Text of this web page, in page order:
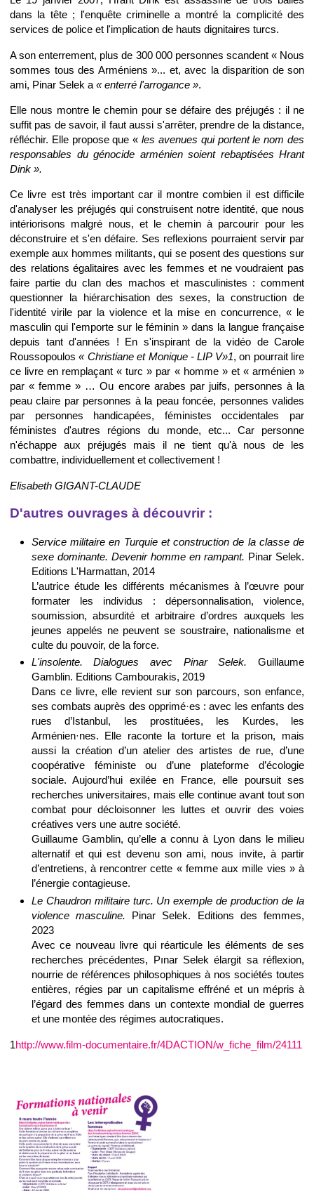
dans la tête ; l'enquête criminelle a montré la complicité des
services de police et l'implication de hauts dignitaires turcs.
A son enterrement, plus de 300 000 personnes scandent « Nous
sommes tous des Arméniens »... et, avec la disparition de son
ami, Pinar Selek a « enterré l'arrogance ».
Elle nous montre le chemin pour se défaire des préjugés : il ne
suffit pas de savoir, il faut aussi s'arrêter, prendre de la distance,
réfléchir. Elle propose que «les avenues qui portent le nom des
responsables du génocide arménien soient rebaptisées Hrant
Dink ».
Ce livre est très important car il montre combien il est difficile
d'analyser les préjugés qui construisent notre identité, que nous
intériorisons malgré nous, et le chemin à parcourir pour les
déconstruire et s'en défaire. Ses reflexions pourraient servir par
exemple aux hommes militants, qui se posent des questions sur
des relations égalitaires avec les femmes et ne voudraient pas
faire partie du clan des machos et masculinistes : comment
questionner la hiérarchisation des sexes, la construction de
l'identité virile par la violence et la mise en concurrence, « le
masculin qui l'emporte sur le féminin » dans la langue française
depuis tant d'années ! En s'inspirant de la vidéo de Carole
Roussopoulos« Christiane et Monique - LIP V»1, on pourrait lire
ce livre en remplaçant « turc » par « homme » et « arménien »
par « femme » … Ou encore arabes par juifs, personnes à la
peau claire par personnes à la peau foncée, personnes valides
par personnes handicapées, féministes occidentales par
féministes d'autres régions du monde, etc... Car personne
n'échappe aux préjugés mais il ne tient qu'à nous de les
combattre, individuellement et collectivement !
Elisabeth GIGANT-CLAUDE
D'autres ouvrages à découvrir :
Service militaire en Turquie et construction de la classe de
sexe dominante. Devenir homme en rampant. Pinar Selek.
Editions L'Harmattan, 2014
L’autrice étude les différents mécanismes à l’œuvre pour
formater les individus : dépersonnalisation, violence,
soumission, absurdité et arbitraire d’ordres auxquels les
jeunes appelés ne peuvent se soustraire, nationalisme et
culte du pouvoir, de la force.
L'insolente. Dialogues avec Pinar Selek. Guillaume
Gamblin. Editions Cambourakis, 2019
Dans ce livre, elle revient sur son parcours, son enfance,
ses combats auprès des opprimé·es : avec les enfants des
rues d’Istanbul, les prostituées, les Kurdes, les
Arménien·nes. Elle raconte la torture et la prison, mais
aussi la création d’un atelier des artistes de rue, d’une
coopérative féministe ou d’une plateforme d’écologie
sociale. Aujourd’hui exilée en France, elle poursuit ses
recherches universitaires, mais elle continue avant tout son
combat pour décloisonner les luttes et ouvrir des voies
créatives vers une autre société.
Guillaume Gamblin, qu’elle a connu à Lyon dans le milieu
alternatif et qui est devenu son ami, nous invite, à partir
d’entretiens, à rencontrer cette « femme aux mille vies » à
l’énergie contagieuse.
Le Chaudron militaire turc. Un exemple de production de la
violence masculine. Pinar Selek. Editions des femmes,
2023
Avec ce nouveau livre qui réarticule les éléments de ses
recherches précédentes, Pınar Selek élargit sa réflexion,
nourrie de références philosophiques à nos sociétés toutes
entières, régies par un capitalisme effréné et un mépris à
l’égard des femmes dans un contexte mondial de guerres
et une montée des régimes autocratiques.
1http://www.film-documentaire.fr/4DACTION/w_fiche_film/24111